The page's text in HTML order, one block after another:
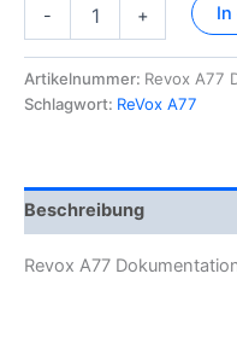
-
Menge
+ In
Artikelnummer: Revox A77
Schlagwort: ReVox A77
Beschreibung
Revox A77